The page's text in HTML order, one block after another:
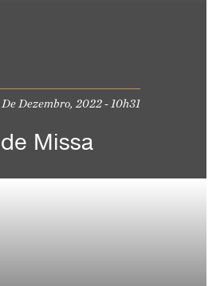
Dezembro, 2022 - 10h31
Missa